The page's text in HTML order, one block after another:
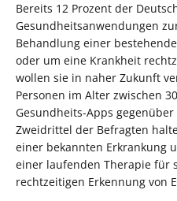
Bereits 12 Prozent der
Gesundheitsanwendungen
Behandlung einer
oder um eine Krankheit
wollen sie in naher Zukunft
Personen im Alter zwischen
Gesundheits-Apps
Zweidrittel der Befragten
einer bekannten Erkrankung
einer laufenden Therapie für
rechtzeitigen Erkennung von